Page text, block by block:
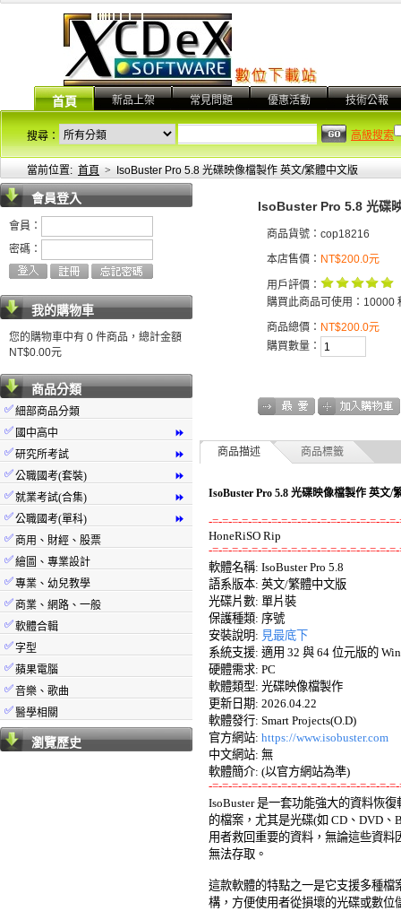
首頁 新品上架 常見問題 優惠活動 技術公報
搜尋： 高級搜索
當前位置: 首頁 > IsoBuster Pro 5.8 光碟映像檔製作 英文/繁體中文版
會員登入
會員：
密碼：
我的購物車
您的購物車中有 0 件商品，總計金額
NT$0.00元
商品分類
✅細部商品分類
⏩
✅ 國中高中
⏩
✅研究所考試
⏩
✅公職國考(套裝)
⏩
✅就業考試(合集)
⏩
✅公職國考(單科)
✅ 商用、財經、股票
✅繪圖、專業設計
✅專業、幼兒教學
✅ 商業、網路、一般
✅軟體合輯
✅字型
✅蘋果電腦
✅音樂、歌曲
✅醫學相關
瀏覽歷史
IsoBuster Pro 5.8 光碟
商品貨號：cop18216
本店售價： NT$200.0元
用戶評價：
購買此商品可使用：10000
商品總價： NT$200.0元
購買數量：
商品描述 商品標籤
IsoBuster Pro 5.8 光碟映像檔製作 英文/
-=-=-=-=-=-=-=-=-=-=-=-=-=-=-=-=-=-=-
-=-=-=-=-=-=-=-=-=-=-=-=-=-=-=-=-=-=-
軟體名稱: IsoBuster Pro 5.8
語系版本: 英文/繁體中文版
光碟片數: 單片裝
保護種類: 序號
安裝說明: 見最底下
系統支援: 適用 32 與 64 位元版的
硬體需求: PC
軟體類型: 光碟映像檔製作
更新日期: 2026.04.22
軟體發行: Smart Projects(O.D)
官方網站: https://www.isobuster.com
中文網站: 無
-=-=-=-=-=-=-=-=-=-=-=-=-=-=-=-=-=-=-
IsoBuster 是一套功能強大的資料恢
的檔案，尤其是光碟(如 CD、DVD
用者救回重要的資料，無論這些資
無法存取。
這款軟體的特點之一是它支援多種檔
構，方便使用者從損壞的光碟或數位